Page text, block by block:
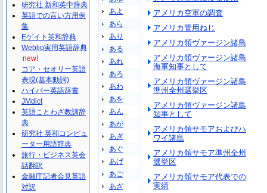
あよ
あら
あり
ある
あれ
あろ
あわ
あを
あん
あが
あぎ
あぐ
あげ
あご
あざ
アメリカ空軍の調査
アメリカ管用ねじ
アメリカ領ヴァージン諸島
アメリカ領ヴァージン諸島
海軍知事として
アメリカ領ヴァージン諸島
準州全州選挙区
アメリカ領ヴァージン諸島
知事として
アメリカ領サモアおよびハ
ワイ諸島
アメリカ領サモア準州全州
選挙区
アメリカ領サモア代表での
実績
研究社 新和英中辞典
英語での言い方用例
集
Eゲイト英和辞典
Weblio実用英語辞典
new!
コア・セオリー英語
表現(基本動詞)
ハイパー英語辞書
JMdict
英語ことわざ教訓辞
典
研究社 英和コンピュ
ーター用語辞典
旅行・ビジネス英会
話翻訳
金融庁記者会見英語
対訳